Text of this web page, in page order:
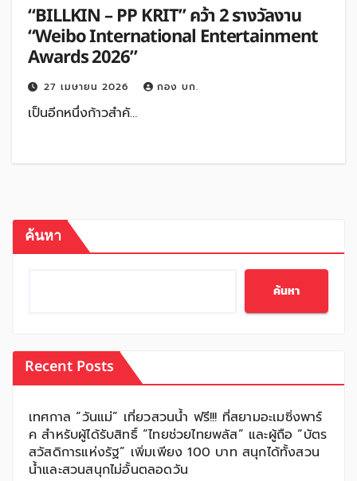
“BILLKIN – PP KRIT” คว้า 2 รางวัลงาน
“Weibo International Entertainment
Awards 2026”
27 เมษายน 2026 กอง บก.
เป็นอีกหนึ่งก้าวสำคั…
ค้นหา
ค้นหา
Recent Posts
เทศกาล “วันแม่” เที่ยวสวนน้ำ ฟรี!!! ที่สยามอะเมซิ่งพาร์
ค สำหรับผู้ได้รับสิทธิ์ “ไทยช่วยไทยพลัส” และผู้ถือ “บัตร
สวัสดิการแห่งรัฐ” เพิ่มเพียง 100 บาท สนุกได้ทั้งสวน
น้ำและสวนสนุกไม่อั้นตลอดวัน